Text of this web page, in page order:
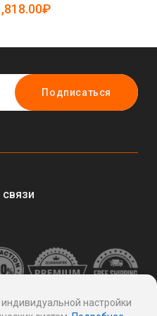
Подписаться
настройки